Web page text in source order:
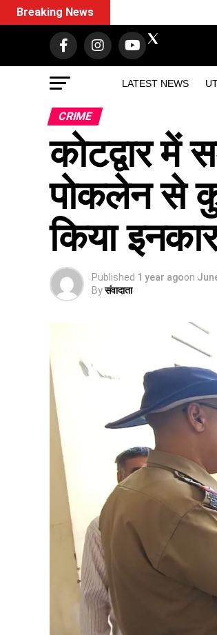
LATEST NEWS
Breaking News
CRIME
कोटद्वार
पोकलेन से
किया
Published 1 year agoon
Byसंवादाता